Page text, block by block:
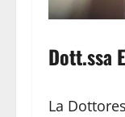
Dott.ssa
La